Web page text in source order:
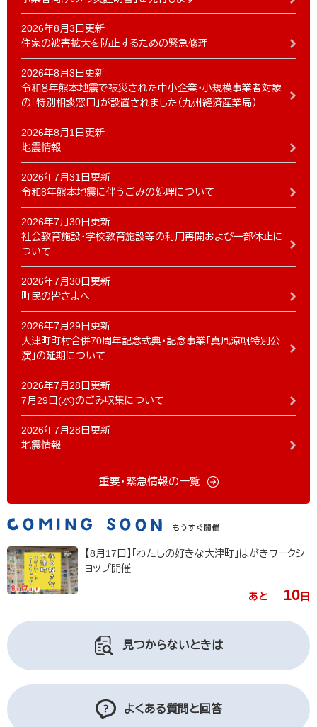
2026年8月3日更新
住家の被害拡大を防止するための緊急修理
2026年8月3日更新
令和８年熊本地震で被災された中小企業・小規模事業者対象
の「特別相談窓口」が設置されました（九州経済産業局）
2026年8月1日更新
地震情報
2026年7月31日更新
令和8年熊本地震に伴うごみの処理について
2026年7月30日更新
社会教育施設・学校教育施設等の利用再開および一部休止に
ついて
2026年7月30日更新
町民の皆さまへ
2026年7月29日更新
大津町町村合併70周年記念式典・記念事業「真風涼帆特別公
演」の延期について
2026年7月28日更新
7月29日(水)のごみ収集について
2026年7月28日更新
地震情報
重要・緊急情報の一覧
【8月17日】「わたしの好きな大津町」はがきワークシ
ョップ開催
あと 10日
見つからないときは
よくある質問と回答